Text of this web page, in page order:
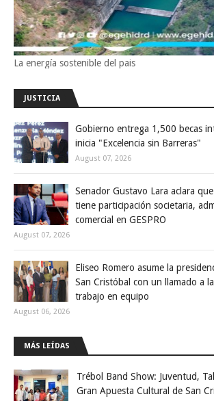
La energía sostenible del pais
JUSTICIA
Gobierno entrega 1,500 becas
inicia "Excelencia sin Barreras"
August 07, 2026
Senador Gustavo Lara aclara
tiene participación societaria,
comercial en GESPRO
August 07, 2026
Eliseo Romero asume la
San Cristóbal con un llamado a
trabajo en equipo
August 06, 2026
MÁS LEÍDAS
Trébol Band Show: Juventud,
Gran Apuesta Cultural de San